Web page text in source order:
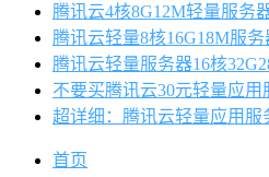
腾讯云4核8G12M轻量服务
腾讯云轻量8核16G18M服
腾讯云轻量服务器16核
不要买腾讯云30元轻量应用
超详细：腾讯云轻量应用
首页